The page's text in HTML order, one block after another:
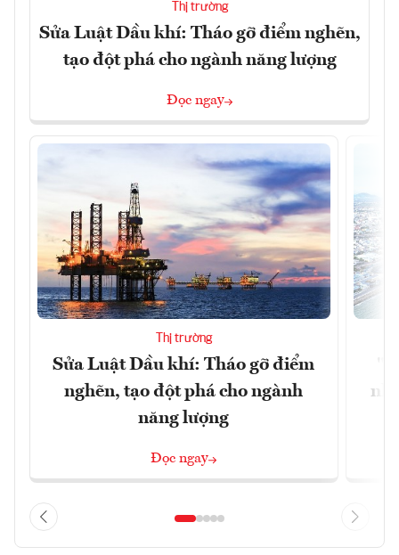
Thị trường
Sửa Luật Dầu khí: Tháo gỡ điểm nghẽn,
tạo đột phá cho ngành năng lượng
Đọc ngay
Thị trường
Sửa Luật Dầu khí: Tháo gỡ điểm
nghẽn, tạo đột phá cho ngành
năng lượng
Đọc ngay